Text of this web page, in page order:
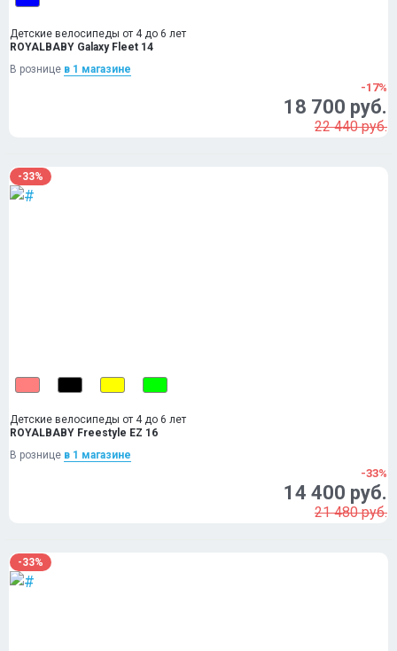
Детские велосипеды от 4 до 6 лет
ROYALBABY Galaxy Fleet 14
В рознице в 1 магазинe
-17%
18 700 руб.
22 440 руб.
-33%
Детские велосипеды от 4 до 6 лет
ROYALBABY Freestyle EZ 16
В рознице в 1 магазинe
-33%
14 400 руб.
21 480 руб.
-33%